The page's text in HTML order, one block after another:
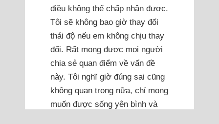
điều không thể chấp nhận được.
Tôi sẽ không bao giờ thay đổi
thái độ nếu em không chịu thay
đổi. Rất mong được mọi người
chia sẻ quan điểm về vấn đề
này. Tôi nghĩ giờ đúng sai cũng
không quan trọng nữa, chỉ mong
muốn được sống yên bình và